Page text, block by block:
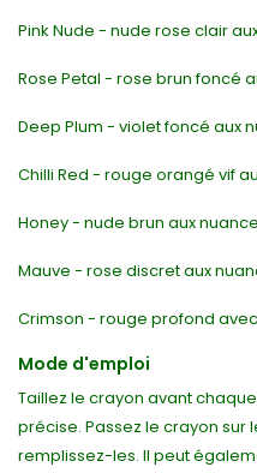
Pink Nude - nude rose clair
Rose Petal - rose brun foncé
Deep Plum - violet foncé aux
Chilli Red - rouge orangé vif
Honey - nude brun aux
Mauve - rose discret aux
Crimson - rouge profond
Mode d'emploi
Taillez le crayon avant
précise. Passez le crayon sur
remplissez-les. Il peut